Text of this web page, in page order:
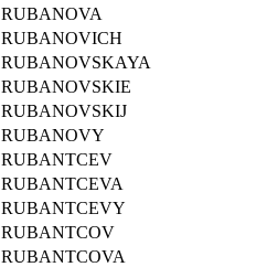
RUBANOVA
RUBANOVICH
RUBANOVSKAYA
RUBANOVSKIE
RUBANOVSKIJ
RUBANOVY
RUBANTCEV
RUBANTCEVA
RUBANTCEVY
RUBANTCOV
RUBANTCOVA